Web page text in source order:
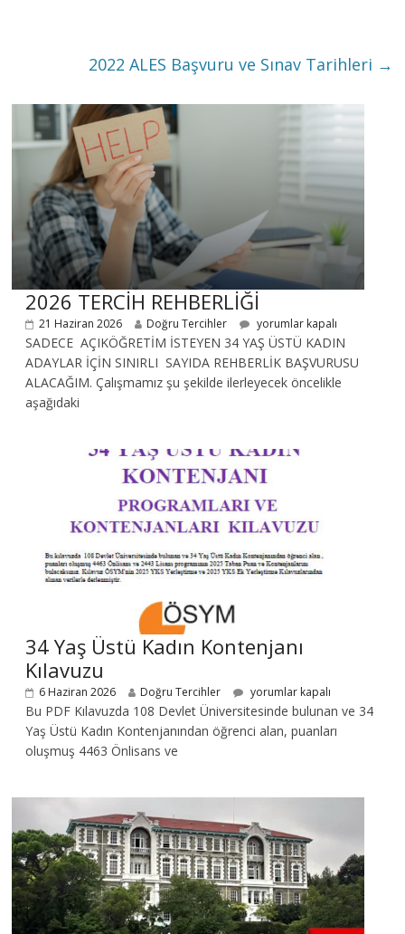
2022 ALES Başvuru ve Sınav Tarihleri →
2026 TERCİH REHBERLİĞİ
21 Haziran 2026 Doğru Tercihler yorumlar kapalı
SADECE AÇIKÖĞRETİM İSTEYEN 34 YAŞ ÜSTÜ KADIN
ADAYLAR İÇİN SINIRLI SAYIDA REHBERLİK BAŞVURUSU
ALACAĞIM. Çalışmamız şu şekilde ilerleyecek öncelikle
aşağıdaki
34 Yaş Üstü Kadın Kontenjanı
Kılavuzu
6 Haziran 2026 Doğru Tercihler yorumlar kapalı
Bu PDF Kılavuzda 108 Devlet Üniversitesinde bulunan ve 34
Yaş Üstü Kadın Kontenjanından öğrenci alan, puanları
oluşmuş 4463 Önlisans ve